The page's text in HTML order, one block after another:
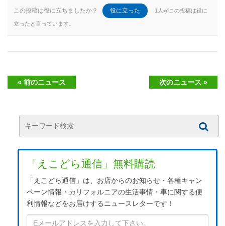
この投稿は役に立ちましたか？ 役に立った 1人がこの投稿は役に
立ったと言っています。
« 前のニュース 次のニュース »
「えこどら通信」無料購読
「えこどら通信」は、お店からのお知らせ・各種キャン
ペーン情報・カリフォルニアの生活事情・車に関する便
利情報などをお届けするニュースレターです！